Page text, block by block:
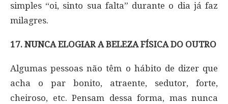
simples “oi, sinto sua falta” durante o dia já faz
milagres.
17. NUNCA ELOGIAR A BELEZA FÍSICA DO OUTRO
Algumas pessoas não têm o hábito de dizer que
acha o par bonito, atraente, sedutor, forte,
cheiroso, etc. Pensam dessa forma, mas nunca